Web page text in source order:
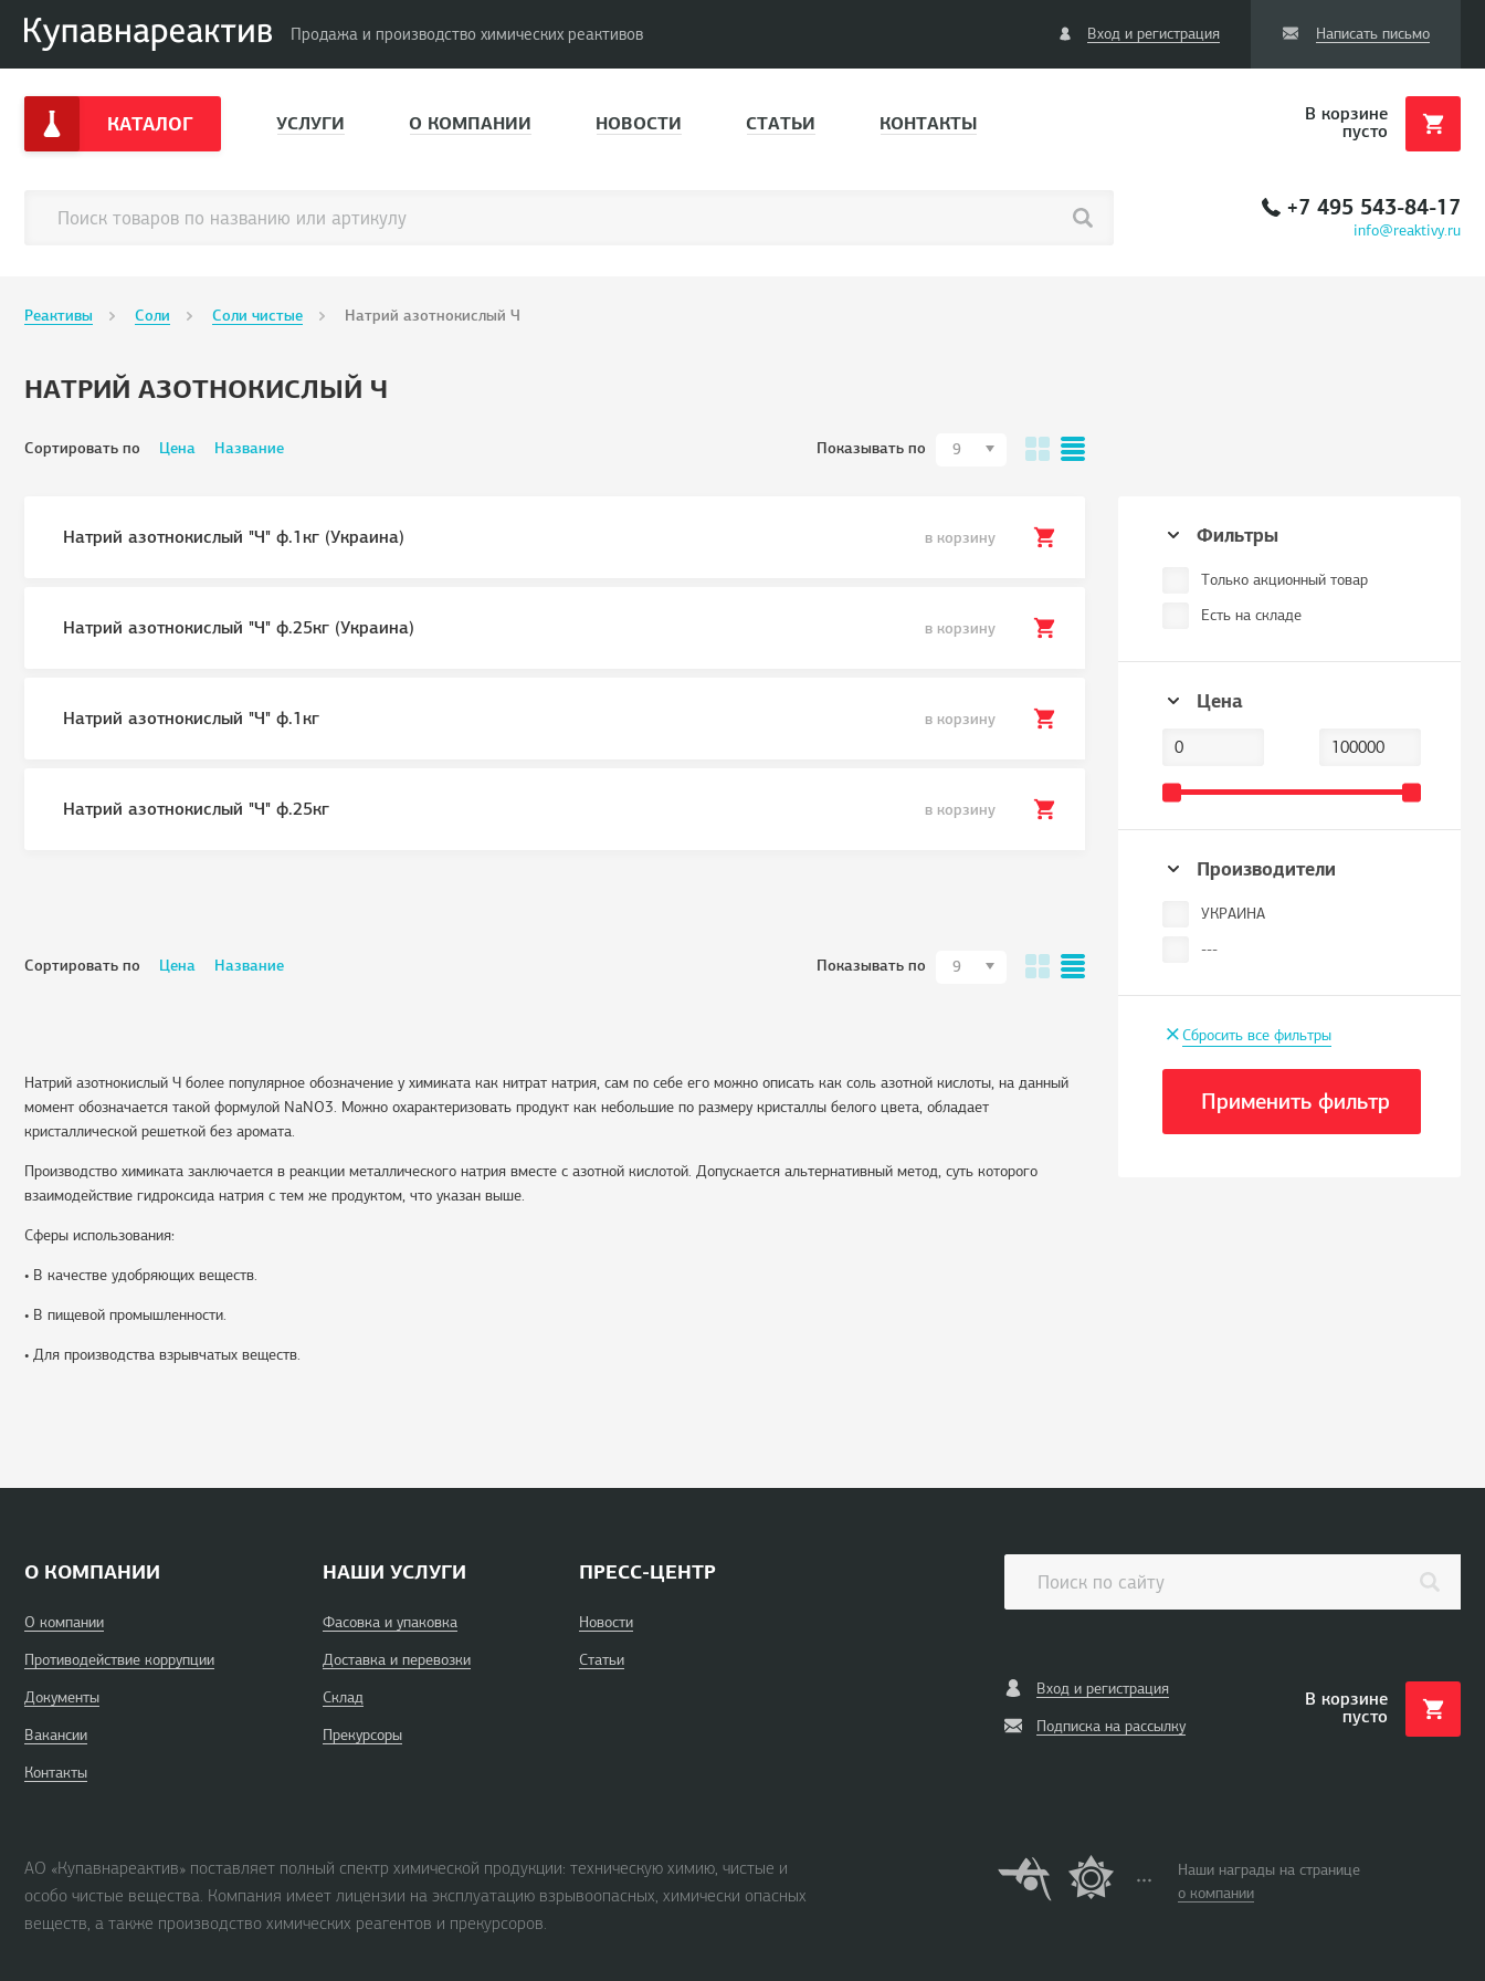
Продажа и производство химических реактивов Написать письмо
Вход и регистрация
КАТАЛОГ УСЛУГИ О КОМПАНИИ НОВОСТИ СТАТЬИ КОНТАКТЫ
В корзине
пусто
+7 495 543-84-17
info@reaktivy.ru
Реактивы Соли Соли чистые Натрий азотнокислый Ч
НАТРИЙ АЗОТНОКИСЛЫЙ Ч
Сортировать по Цена Название Показывать по 9
Натрий азотнокислый "Ч" ф.1кг (Украина) в корзину
Натрий азотнокислый "Ч" ф.25кг (Украина) в корзину
Натрий азотнокислый "Ч" ф.1кг в корзину
Натрий азотнокислый "Ч" ф.25кг в корзину
Сортировать по Цена Название Показывать по 9
Натрий азотнокислый Ч более популярное обозначение у химиката как нитрат натрия, сам по себе его можно описать как соль азотной кислоты, на данный
момент обозначается такой формулой NaNO3. Можно охарактеризовать продукт как небольшие по размеру кристаллы белого цвета, обладает
кристаллической решеткой без аромата.
Производство химиката заключается в реакции металлического натрия вместе с азотной кислотой. Допускается альтернативный метод, суть которого
взаимодействие гидроксида натрия с тем же продуктом, что указан выше.
Сферы использования:
• В качестве удобряющих веществ.
• В пищевой промышленности.
• Для производства взрывчатых веществ.
Фильтры
Только акционный товар
Есть на складе
Цена
Производители
УКРАИНА
---
+Сбросить все фильтры
Применить фильтр
О КОМПАНИИ
О компании
Противодействие коррупции
Документы
Вакансии
Контакты
НАШИ УСЛУГИ
Фасовка и упаковка
Доставка и перевозки
Склад
Прекурсоры
ПРЕСС-ЦЕНТР
Новости
Статьи
Вход и регистрация
Подписка на рассылку
В корзине
пусто
АО «Купавнареактив» поставляет полный спектр химической продукции: техническую химию, чистые и
особо чистые вещества. Компания имеет лицензии на эксплуатацию взрывоопасных, химически опасных
веществ, а также производство химических реагентов и прекурсоров.
Наши награды на странице
о компании